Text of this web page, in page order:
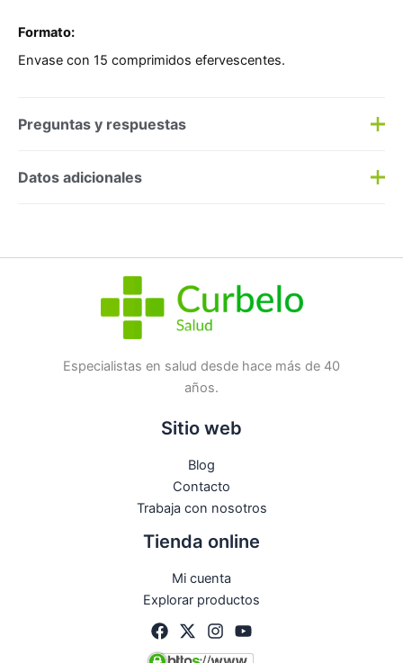
Formato:
Envase con 15 comprimidos efervescentes.
Preguntas y respuestas
Preguntas y respuestas
No hay preguntas todavía
Datos adicionales
Especialistas en salud desde hace más de 40
años.
Sitio web
Blog
Contacto
Trabaja con nosotros
Tienda online
Mi cuenta
Explorar productos